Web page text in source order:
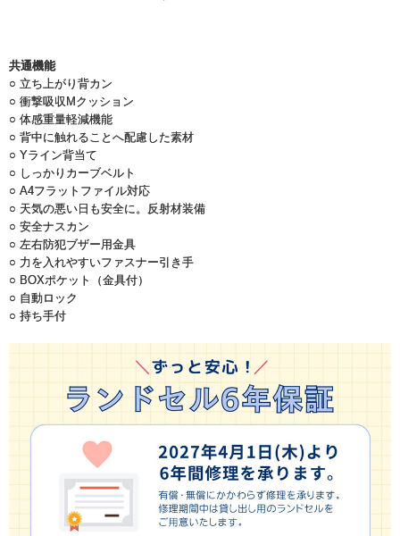
共通機能
○ 立ち上がり背カン
○ 衝撃吸収Mクッション
○ 体感重量軽減機能
○ 背中に触れることへ配慮した素材
○ Yライン背当て
○ しっかりカーブベルト
○ A4フラットファイル対応
○ 天気の悪い日も安全に。反射材装備
○ 安全ナスカン
○ 左右防犯ブザー用金具
○ 力を入れやすいファスナー引き手
○ BOXポケット（金具付）
○ 自動ロック
○ 持ち手付